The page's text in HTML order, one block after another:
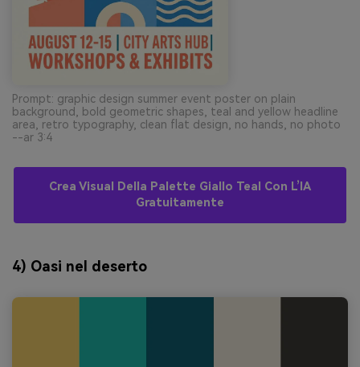
Prompt: graphic design summer event poster on plain
background, bold geometric shapes, teal and yellow headline
area, retro typography, clean flat design, no hands, no photo
--ar 3:4
Crea Visual Della Palette Giallo Teal Con L’IA
Gratuitamente
4) Oasi nel deserto